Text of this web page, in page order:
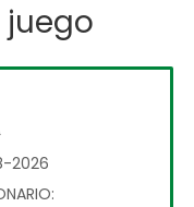
juego
2026